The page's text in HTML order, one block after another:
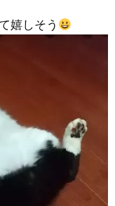
嬉しそう